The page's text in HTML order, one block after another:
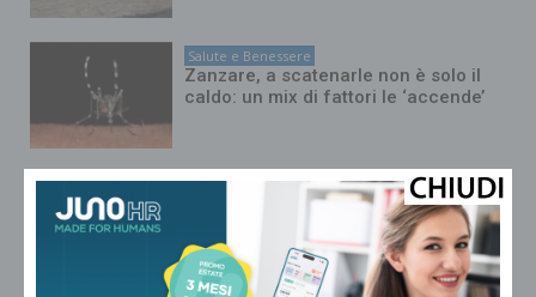
Salute e Benessere
Zanzare, a scatenarle non è solo il
caldo: un mix di fattori le ‘accende’
Salute e Benessere
Dall’Ebola alla Dengue, la mappa dei
focolai dell’estate 2026